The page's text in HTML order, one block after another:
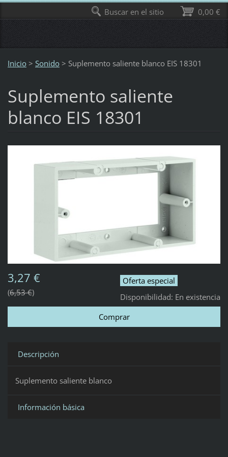
Inicio > Sonido > Suplemento saliente blanco EIS 18301
Suplemento saliente
blanco EIS 18301
Oferta especial
Disponibilidad: En existencia
3,27 €
6,53 €
Descripción
Suplemento saliente blanco
Información básica
0,00 €
Buscar en el sitio